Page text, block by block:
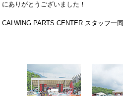
にありがとうございました！
CALWING PARTS CENTER スタッフ一同